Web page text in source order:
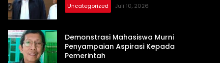
Uncategorized Juli 10, 2026
Demonstrasi Mahasiswa Murni
Penyampaian Aspirasi Kepada
Pemerintah